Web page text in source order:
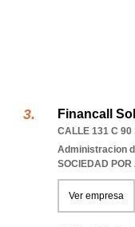
Financall
CALLE 131 C 90
Administracion
SOCIEDAD
Ver empresa